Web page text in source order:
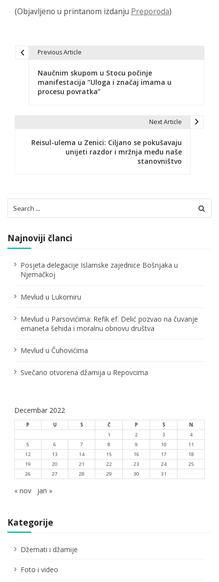
(Objavljeno u printanom izdanju Preporoda)
j
a
č
n
k
a
Previous Article
Naučnim skupom u Stocu počinje
manifestacija “Uloga i značaj imama u
procesu povratka”
Next Article
Reisul-ulema u Zenici: Ciljano se pokušavaju
unijeti razdor i mržnja među naše
stanovništvo
for:
Najnoviji članci
Posjeta delegacije Islamske zajednice Bošnjaka u
Njemačkoj
Mevlud u Lukomiru
Mevlud u Parsovićima: Refik ef. Delić pozvao na čuvanje
emaneta šehida i moralnu obnovu društva
Mevlud u Čuhovićima
Svečano otvorena džamija u Repovcima
Decembar 2022
P U S Č P S
N
1
2 3
4
5
6 7 8 9 10
11
12
13 14 15 16 17
18
19
20 21 22 23 24
25
26
27 28 29 30 31
« nov jan »
Kategorije
Džemati i džamije
Foto i video